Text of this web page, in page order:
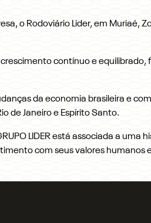
o Rodoviário Lider, em Muriaé,
contínuo e
da economia brasileira e
de Janeiro e Espírito Santo.
LIDER está associada a uma
com seus valores humanos